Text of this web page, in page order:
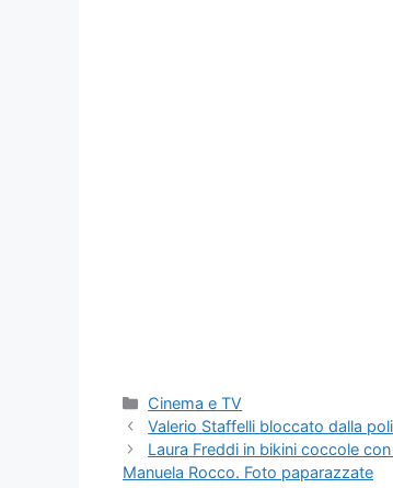
Categorie
Cinema e TV
Valerio Staffelli bloccato dalla
Laura Freddi in bikini coccole
Manuela Rocco. Foto paparazzate